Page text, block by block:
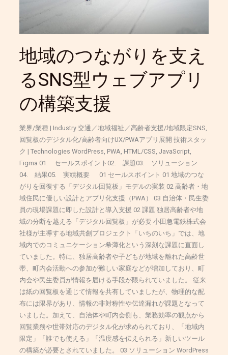
地域のつながりを支え
るSNS型ウェブアプリ
の構築支援
業界/業種 | Industry 交通／地域福祉／高齢者支援/地域限定SNS,
回覧板のデジタル化/高齢者向けUX/PWAアプリ展開 技術スタッ
ク | Technologies WordPress, PWA, HTML/CSS, JavaScript,
Figma 01. セールスポイント02. 課題03. ソリューション
04. 結果05. 実績概要 01 セールスポイント 01 地域のつな
がりを回復する「デジタル回覧板」モデルの実装 02 高齢者・地
域住民に優しい設計とアプリ化支援（PWA） 03 自治体・民生委
員の現場課題に即した設計と導入支援 02 課題 独居高齢者や地
域の分断を越える「デジタル回覧板」が必要 小田急電鉄株式会
社様が主導する地域共創プロジェクト「いちのいち」では、地
域内でのコミュニケーション希薄化という深刻な課題に直面し
ていました。特に、独居高齢者や子どもが地域を離れた高齢世
帯、町内会活動への参加が難しい家庭などが増加しており、町
内会や民生委員が情報を届ける手段が限られていました。 従来
は紙の回覧板を通じて情報を共有していましたが、物理的な配
布には限界があり、情報の非対称性や伝達漏れが課題となって
いました。加えて、自治体や町内会側も、業務効率の観点から
回覧業務や世帯対応のデジタル化が求められており、「地域内
限定」「誰でも使える」「温度感を伝えられる」新しいツール
の構築が必要とされていました。 03 ソリューション WordPress
え
る
型
ェ
ブ
ア
プ
リ
の
構
援